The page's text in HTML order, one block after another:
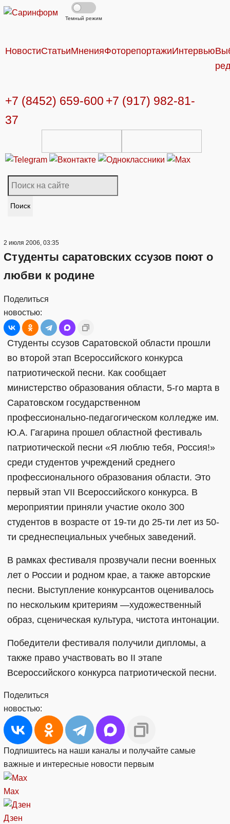
Темный режим
НовостиСтатьиМненияФоторепортажиИнтервью
+7 (8452) 659-600 +7 (917) 982-81-
37
Поиск
2 июля 2006, 03:35
Студенты саратовских ссузов поют о
любви к родине
Поделиться
новостью:
Студенты ссузов Саратовской области прошли
во второй этап Всероссийского конкурса
патриотической песни. Как сообщает
министерство образования области, 5-го марта в
Саратовском государственном
профессионально-педагогическом колледже им.
Ю.А. Гагарина прошел областной фестиваль
патриотической песни «Я люблю тебя, Россия!»
среди студентов учреждений среднего
профессионального образования области. Это
первый этап VII Всероссийского конкурса. В
мероприятии приняли участие около 300
студентов в возрасте от 19-ти до 25-ти лет из 50-
ти среднеспециальных учебных заведений.
В рамках фестиваля прозвучали песни военных
лет о России и родном крае, а также авторские
песни. Выступление конкурсантов оценивалось
по нескольким критериям —художественный
образ, сценическая культура, чистота интонации.
Победители фестиваля получили дипломы, а
также право участвовать во II этапе
Всероссийского конкурса патриотической песни.
Поделиться
новостью:
Подпишитесь на наши каналы и получайте самые
важные и интересные новости первым
Max
Дзен